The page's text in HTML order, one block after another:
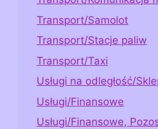
Transport/Samolot
Transport/Stacje paliw
Transport/Taxi
Usługi na odległość/
Usługi/Finansowe
Usługi/Finansowe,